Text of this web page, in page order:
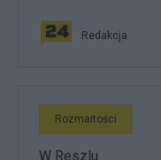
Redakcja
Rozmaitości
W Reszlu